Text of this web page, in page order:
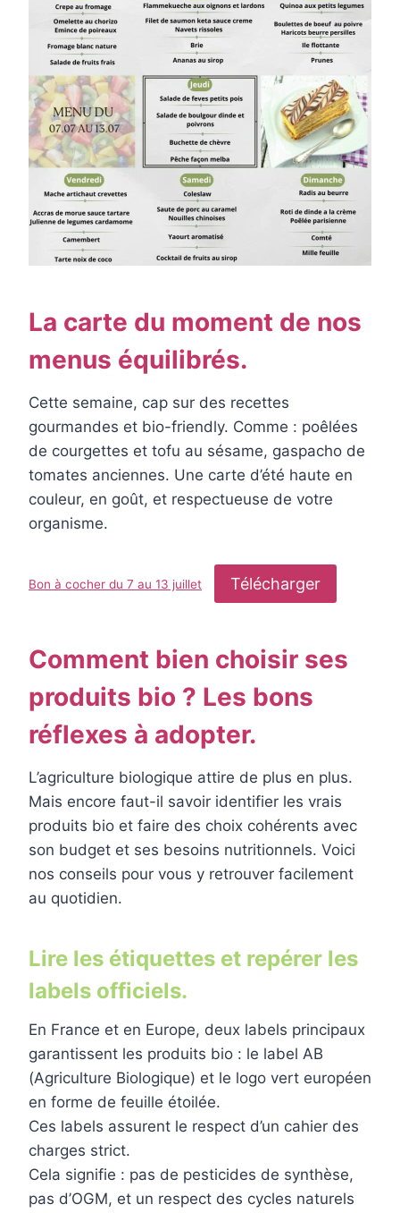
La carte du moment de nos
menus équilibrés.
Cette semaine, cap sur des recettes
gourmandes et bio-friendly. Comme : poêlées
de courgettes et tofu au sésame, gaspacho de
tomates anciennes. Une carte d’été haute en
couleur, en goût, et respectueuse de votre
organisme.
Bon à cocher du 7 au 13 juillet Télécharger
Comment bien choisir ses
produits bio ? Les bons
réflexes à adopter.
L’agriculture biologique attire de plus en plus.
Mais encore faut-il savoir identifier les vrais
produits bio et faire des choix cohérents avec
son budget et ses besoins nutritionnels. Voici
nos conseils pour vous y retrouver facilement
au quotidien.
Lire les étiquettes et repérer les
labels officiels.
En France et en Europe, deux labels principaux
garantissent les produits bio : le label AB
(Agriculture Biologique) et le logo vert européen
en forme de feuille étoilée.
Ces labels assurent le respect d’un cahier des
charges strict.
Cela signifie : pas de pesticides de synthèse,
pas d’OGM, et un respect des cycles naturels